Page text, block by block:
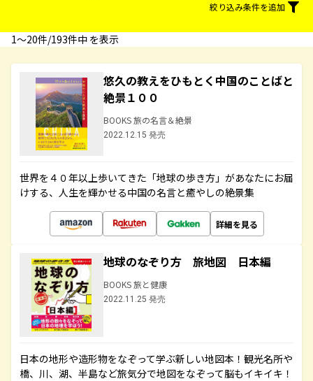
絞り込み条件を追加
1〜20件/193件中 を表示
悠久の教えをひもとく中国のことばと
絶景１００
BOOKS 旅の名言＆絶景
2022.12.15 発売
世界を４０年以上歩いてきた「地球の歩き方」があなたにお届
けする、人生を輝かせる中国の名言と癒やしの絶景集
詳細を見る
地球のなぞり方 旅地図 日本編
BOOKS 旅と健康
2022.11.25 発売
日本の地形や造形物をなぞって学ぶ新しい地図本！観光名所や
橋、川、湖、半島など旅気分で地図をなぞって脳もイキイキ！